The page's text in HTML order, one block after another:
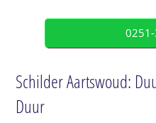
Schilder Aartswoud:
Duur